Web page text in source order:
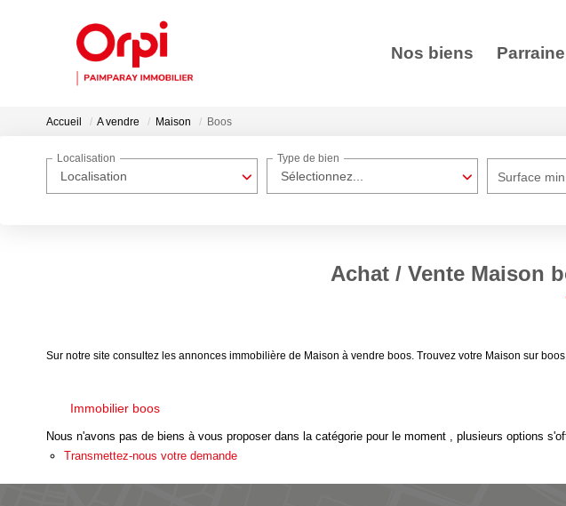
Nos biens
Accueil A vendre Maison Boos
Localisation
Localisation
Sélectionnez...
Type de bien
Surface min
Achat / Vente Maison
Sur notre site consultez les annonces immobilière de Maison à vendre boos. Trouvez votre Maison sur
Immobilier boos
Nous n'avons pas de biens à vous proposer dans la catégorie pour le moment , plusieurs options
Transmettez-nous votre demande